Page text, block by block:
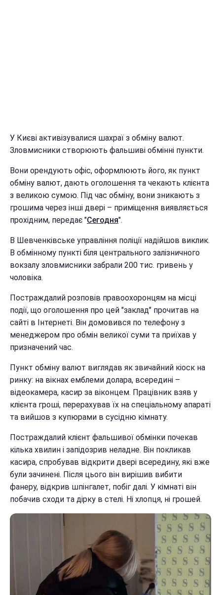
У Києві активізувалися шахраї з обміну валют.
Зловмисники створюють фальшиві обмінні пункти.
Вони орендують офіс, оформлюють його, як пункт
обміну валют, дають оголошення та чекають клієнта
з великою сумою. Під час обміну, вони зникають з
грошима через інші двері – приміщення виявляється
прохідним, передає "Сегодня".
В Шевченківське управління поліції надійшов виклик.
В обмінному пункті біля центрального залізничного
вокзалу зловмисники забрали 200 тис. гривень у
чоловіка.
Постраждалий розповів правоохоронцям на місці
події, що оголошення про цей "заклад" прочитав на
сайті в Інтернеті. Він домовився по телефону з
менеджером про обмін великої суми та приїхав у
призначений час.
Пункт обміну валют виглядав як звичайний кіоск на
ринку: на вікнах емблеми долара, всередині –
відеокамера, касир за віконцем. Працівник взяв у
клієнта гроші, перерахував їх на спеціальному апараті
та вийшов з купюрами в сусідню кімнату.
Постраждалий клієнт фальшивої обмінки почекав
кілька хвилин і запідозрив неладне. Він покликав
касира, спробував відкрити двері всередину, які вже
були зачинені. Після цього він вирішив вибити
фанеру, відкрив шпінгалет, побіг далі. У кімнаті він
побачив сходи та дірку в стелі. Ні хлопця, ні грошей.